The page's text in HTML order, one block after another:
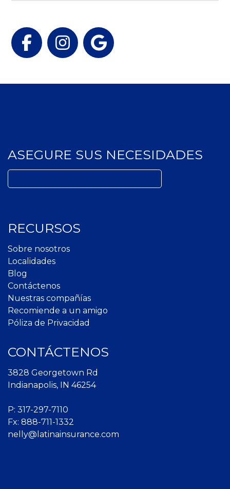
Facebook
Instagram
Google
ASEGURE SUS NECESIDADES
Buscar:
RECURSOS
Sobre nosotros
Localidades
Blog
Contáctenos
Nuestras compañías
Recomiende a un amigo
Póliza de Privacidad
CONTÁCTENOS
3828 Georgetown Rd
Indianapolis, IN 46254
P: 317-297-7110
Fx: 888-711-1332
nelly@latinainsurance.com